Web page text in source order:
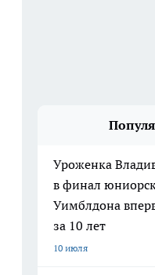
Уроженка
в финал
Уимблдона
за 10 лет
10 июля